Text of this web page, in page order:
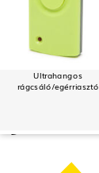
Ultrahangos
rágcsáló/egérriasztó